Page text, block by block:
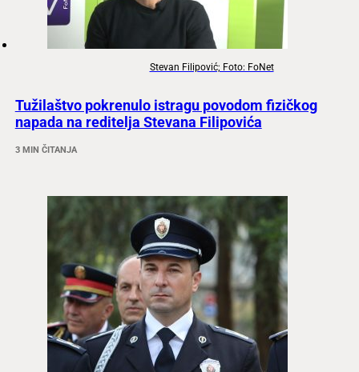
Stevan Filipović; Foto: FoNet
Tužilaštvo pokrenulo istragu povodom fizičkog
napada na reditelja Stevana Filipovića
3 MIN ČITANJA